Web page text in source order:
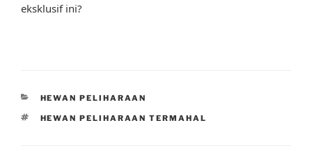
eksklusif ini?
CATEGORIES
HEWAN PELIHARAAN
TAGS
HEWAN PELIHARAAN TERMAHAL